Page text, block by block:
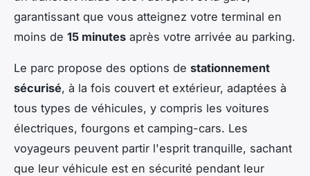
garantissant que vous atteignez votre terminal en
moins de 15 minutes après votre arrivée au parking.
Le parc propose des options de stationnement
sécurisé, à la fois couvert et extérieur, adaptées à
tous types de véhicules, y compris les voitures
électriques, fourgons et camping-cars. Les
voyageurs peuvent partir l'esprit tranquille, sachant
que leur véhicule est en sécurité pendant leur